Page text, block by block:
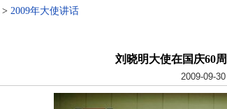
> 2009年大使讲话
刘晓明大使在国庆60
2009-09-